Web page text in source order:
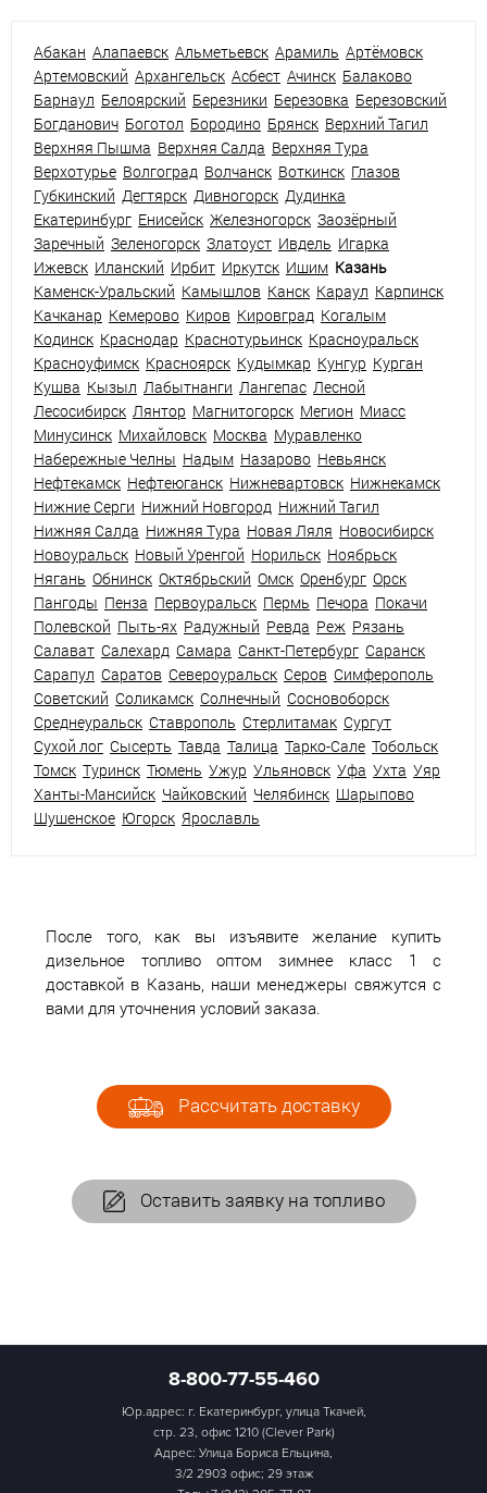
Абакан Алапаевск Альметьевск Арамиль Артёмовск
Артемовский Архангельск Асбест Ачинск Балаково
Барнаул Белоярский Березники Березовка Березовский
Богданович Боготол Бородино Брянск Верхний Тагил
Верхняя Пышма Верхняя Салда Верхняя Тура
Верхотурье Волгоград Волчанск Воткинск Глазов
Губкинский Дегтярск Дивногорск Дудинка
Екатеринбург Енисейск Железногорск Заозёрный
Заречный Зеленогорск Златоуст Ивдель Игарка
Ижевск Иланский Ирбит Иркутск Ишим Казань
Каменск-Уральский Камышлов Канск Караул Карпинск
Качканар Кемерово Киров Кировград Когалым
Кодинск Краснодар Краснотурьинск Красноуральск
Красноуфимск Красноярск Кудымкар Кунгур Курган
Кушва Кызыл Лабытнанги Лангепас Лесной
Лесосибирск Лянтор Магнитогорск Мегион Миасс
Минусинск Михайловск Москва Муравленко
Набережные Челны Надым Назарово Невьянск
Нефтекамск Нефтеюганск Нижневартовск Нижнекамск
Нижние Серги Нижний Новгород Нижний Тагил
Нижняя Салда Нижняя Тура Новая Ляля Новосибирск
Новоуральск Новый Уренгой Норильск Ноябрьск
Нягань Обнинск Октябрьский Омск Оренбург Орск
Пангоды Пенза Первоуральск Пермь Печора Покачи
Полевской Пыть-ях Радужный Ревда Реж Рязань
Салават Салехард Самара Санкт-Петербург Саранск
Сарапул Саратов Североуральск Серов Симферополь
Советский Соликамск Солнечный Сосновоборск
Среднеуральск Ставрополь Стерлитамак Сургут
Сухой лог Сысерть Тавда Талица Тарко-Сале Тобольск
Томск Туринск Тюмень Ужур Ульяновск Уфа Ухта Уяр
Ханты-Мансийск Чайковский Челябинск Шарыпово
Шушенское Югорск Ярославль
После того, как вы изъявите желание купить
дизельное топливо оптом зимнее класс 1 с
доставкой в Казань, наши менеджеры свяжутся с
вами для уточнения условий заказа.
Рассчитать доставку
Оставить заявку на топливо
8-800-77-55-460
Юр.адрес: г. Екатеринбург, улица Ткачей,
стр. 23, офис 1210 (Clever Park)
Адрес: Улица Бориса Ельцина,
3/2 2903 офис; 29 этаж